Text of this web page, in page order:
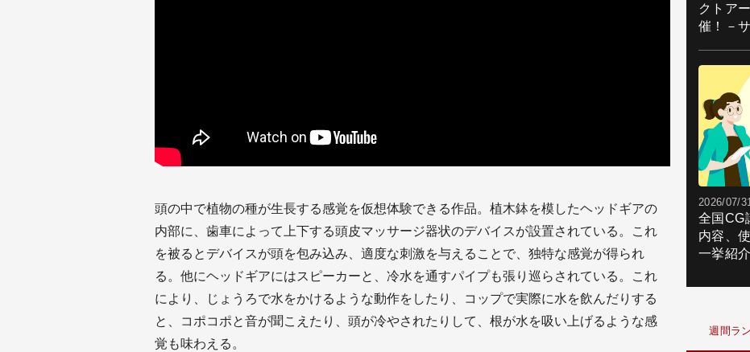
頭の中で植物の種が生長する感覚を仮想体験できる作品。植木鉢を模したヘッドギアの
内部に、歯車によって上下する頭皮マッサージ器状のデバイスが設置されている。これ
を被るとデバイスが頭を包み込み、適度な刺激を与えることで、独特な感覚が得られ
る。他にヘッドギアにはスピーカーと、冷水を通すパイプも張り巡らされている。これ
により、じょうろで水をかけるような動作をしたり、コップで実際に水を飲んだりする
と、コポコポと音が聞こえたり、頭が冷やされたりして、根が水を吸い上げるような感
覚も味わえる。
クトア
催！－
2026/07/
全国CG
内容、
一挙紹
週間ラ